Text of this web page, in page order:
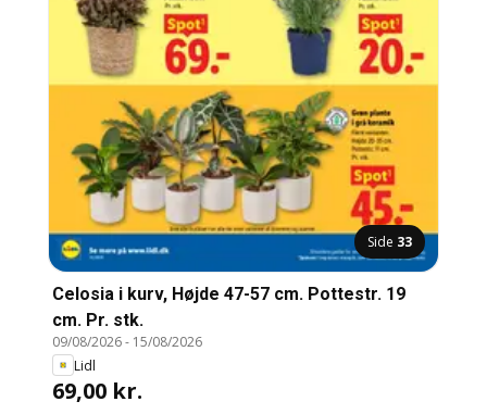
Side 33
Celosia i kurv, Højde 47-57 cm. Pottestr. 19
cm. Pr. stk.
09/08/2026- 15/08/2026
Lidl
69,00 kr.